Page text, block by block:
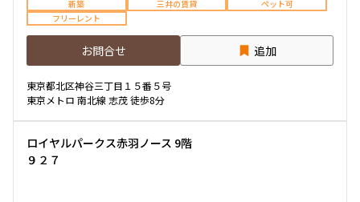
より詳細な絞り込み
建物施設やお部屋の設備、方位、階数などの絞り込みが
できます
新築 三井の賃貸
ペット可
フリーレント
お問合せ 追加
東京都北区神谷三丁目１５番５号
東京メトロ 南北線 志茂 徒歩8分
ロイヤルパークス赤羽ノース 9階
９２７